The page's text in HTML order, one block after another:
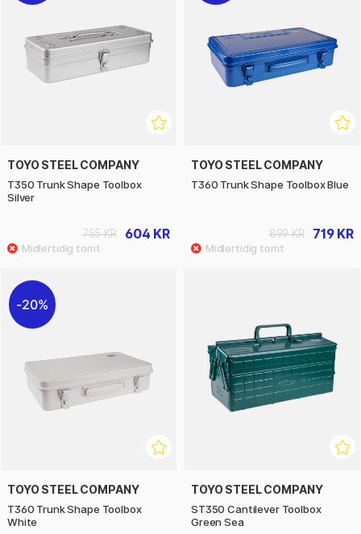
TOYO STEEL COMPANY
T350 Trunk Shape Toolbox
Silver
604 KR
755 KR
TOYO STEEL COMPANY
T360 Trunk Shape Toolbox Blue
719 KR
899 KR
20%
TOYO STEEL COMPANY
T360 Trunk Shape Toolbox
White
TOYO STEEL COMPANY
ST350 Cantilever Toolbox
Green Sea